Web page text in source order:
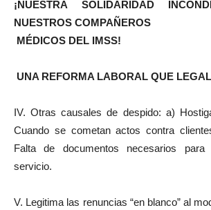
¡NUESTRA SOLIDARIDAD
NUESTROS COMPAÑEROS
MÉDICOS DEL IMSS!
UNA REFORMA LABORAL QUE
IV. Otras causales de despido: a)
Cuando se cometan actos contra
Falta de documentos necesarios
servicio.
V. Legitima las renuncias “en blanco” al